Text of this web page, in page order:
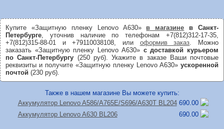
Купите «Защитную пленку Lenovo A630» в магазине в Санкт-
Петербурге, уточнив наличие по телефонам +7(812)312-17-35,
+7(812)315-88-01 и +79110038108, или оформив заказ. Можно
заказать «Защитную пленку Lenovo A630» с доставкой курьером
по Санкт-Петербургу (250 руб). Укажите в заказе Ваши почтовые
реквизиты и получите «Защитную пленку Lenovo A630» ускоренной
почтой (230 руб).
Также в нашем магазине Вы можете купить:
Аккумулятор Lenovo A586/A765E/S696/A630T BL204 690.00
Аккумулятор Lenovo A630 BL206
690.00